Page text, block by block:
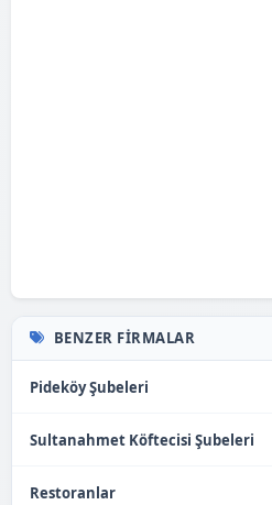
BENZER FIRMALAR
Pideköy Şubeleri
Sultanahmet Köftecisi Şubeleri
Restoranlar